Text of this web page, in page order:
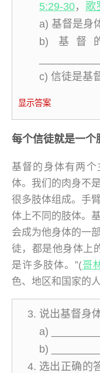
5:29-30， 歌
a) 基督是身
b) 基督
c) 信徒是基
显示答案
每个信徒就是一个
基督的身体有两
体。我们的肉身不
很多肢体组成。手
体上不同的肢体。
会成为他身体的一
徒，都是他身体上
是许多肢体。”(哥
色、地区和国家的
说出基督身
a)
b)
选出正确的